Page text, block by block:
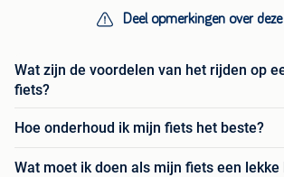
Deel opmerkingen over
Wat zijn de voordelen van het rijden op
fiets?
Hoe onderhoud ik mijn fiets het beste?
Wat moet ik doen als mijn fiets een